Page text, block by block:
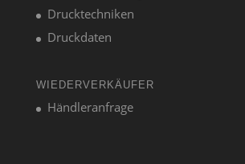
Drucktechniken
Druckdaten
WIEDERVERKÄUFER
Händleranfrage